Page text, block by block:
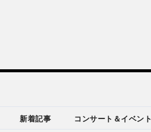
新着記事 コンサート＆イベント